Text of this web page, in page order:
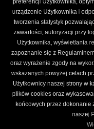
Facebook
Wydawnictwo Czarne. Wszelkie
preferencji Użytkownika,
urządzenie Użytkownika i
tworzenia statystyk
zawartości, autoryzacji przy
Użytkownika, wyświetlania
zapoznanie się z
oraz wyrażenie zgody na
wskazanych powyżej celach
Użytkownicy naszej strony w
plików cookies oraz
końcowych przez dokonanie
naszej